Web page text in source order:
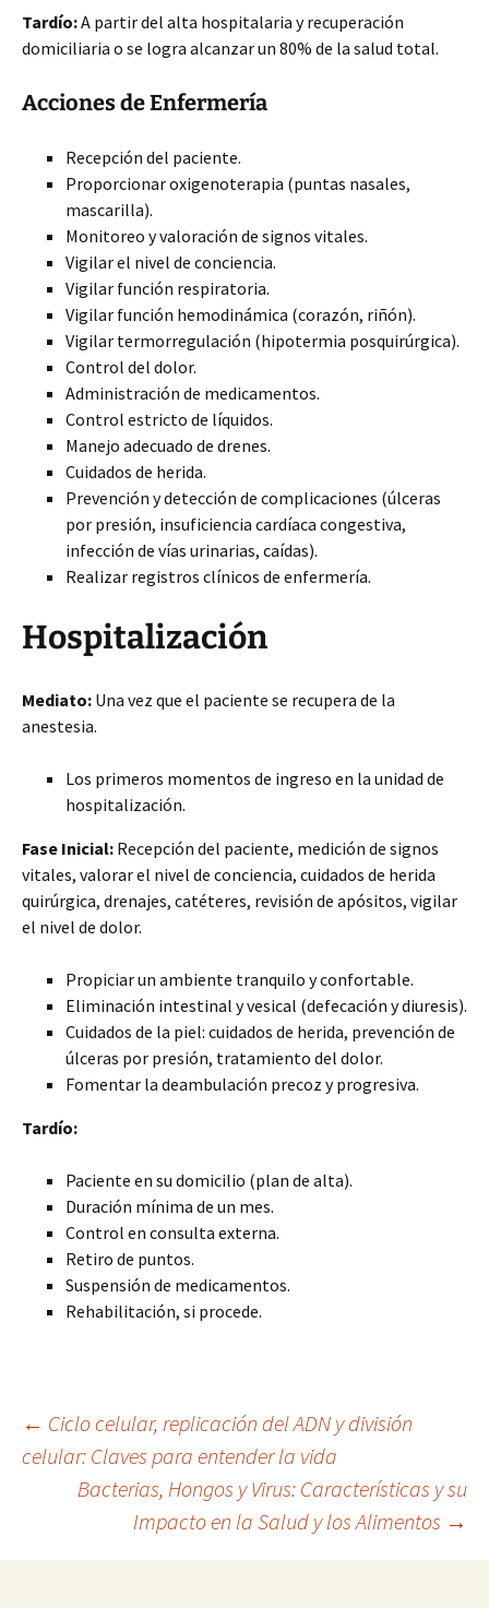
Tardío:A partir del alta hospitalaria y recuperación
domiciliaria o se logra alcanzar un 80% de la salud total.
Acciones de Enfermería
Recepción del paciente.
Proporcionar oxigenoterapia (puntas nasales,
mascarilla).
Monitoreo y valoración de signos vitales.
Vigilar el nivel de conciencia.
Vigilar función respiratoria.
Vigilar función hemodinámica (corazón, riñón).
Vigilar termorregulación (hipotermia posquirúrgica).
Control del dolor.
Administración de medicamentos.
Control estricto de líquidos.
Manejo adecuado de drenes.
Cuidados de herida.
Prevención y detección de complicaciones (úlceras
por presión, insuficiencia cardíaca congestiva,
infección de vías urinarias, caídas).
Realizar registros clínicos de enfermería.
Hospitalización
Mediato: Una vez que el paciente se recupera de la
anestesia.
Los primeros momentos de ingreso en la unidad de
hospitalización.
Fase Inicial: Recepción del paciente, medición de signos
vitales, valorar el nivel de conciencia, cuidados de herida
quirúrgica, drenajes, catéteres, revisión de apósitos, vigilar
el nivel de dolor.
Propiciar un ambiente tranquilo y confortable.
Eliminación intestinal y vesical (defecación y diuresis).
Cuidados de la piel: cuidados de herida, prevención de
úlceras por presión, tratamiento del dolor.
Fomentar la deambulación precoz y progresiva.
Tardío:
Paciente en su domicilio (plan de alta).
Duración mínima de un mes.
Control en consulta externa.
Retiro de puntos.
Suspensión de medicamentos.
Rehabilitación, si procede.
Navegación
entradas
← Ciclo celular, replicación del ADN y división
celular: Claves para entender la vida
Bacterias, Hongos y Virus: Características y su
Impacto en la Salud y los Alimentos →